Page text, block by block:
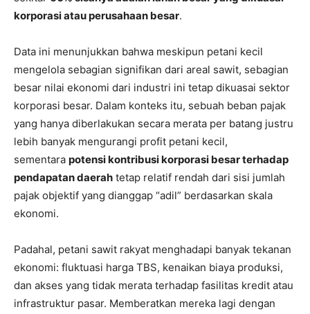
korporasi atau perusahaan besar.
Data ini menunjukkan bahwa meskipun petani kecil
mengelola sebagian signifikan dari areal sawit, sebagian
besar nilai ekonomi dari industri ini tetap dikuasai sektor
korporasi besar. Dalam konteks itu, sebuah beban pajak
yang hanya diberlakukan secara merata per batang justru
lebih banyak mengurangi profit petani kecil,
sementara potensi kontribusi korporasi besar terhadap
pendapatan daerah tetap relatif rendah dari sisi jumlah
pajak objektif yang dianggap “adil” berdasarkan skala
ekonomi.
Padahal, petani sawit rakyat menghadapi banyak tekanan
ekonomi: fluktuasi harga TBS, kenaikan biaya produksi,
dan akses yang tidak merata terhadap fasilitas kredit atau
infrastruktur pasar. Memberatkan mereka lagi dengan